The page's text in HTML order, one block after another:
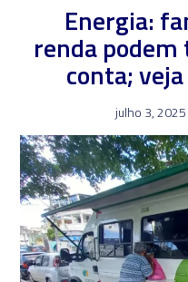
Energia:
renda
conta;
julho 3, 2025